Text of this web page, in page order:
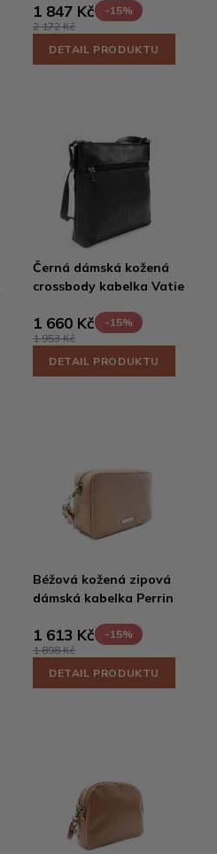
1 847 Kč
-15%
2 172 Kč
DETAIL PRODUKTU
Černá dámská kožená
crossbody kabelka Vatie
1 660 Kč
-15%
1 953 Kč
DETAIL PRODUKTU
Béžová kožená zipová
dámská kabelka Perrin
1 613 Kč
-15%
1 898 Kč
DETAIL PRODUKTU